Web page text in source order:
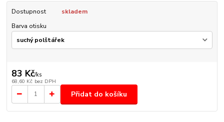
Dostupnost
skladem
Barva otisku
83 Kč/ks
68,60 Kč bez DPH
Přidat do košíku